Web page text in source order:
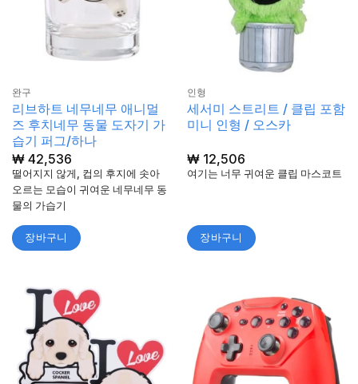
완구
리브하트 네무네무 애니멀
즈 후치네무 동물 도자기 가
습기 퍼그/하나
₩42,536
떨어지지 않게, 컵의 후지에 솟아
오르는 모습이 귀여운 네무네무 동
물의 가습기
장바구니
인형
세서미 스트리트 / 클립 포함
미니 인형 / 오스카
₩12,506
여기는 너무 귀여운 클립 마스코트
장바구니